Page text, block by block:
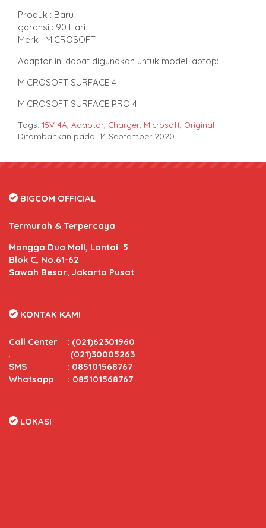
Produk : Baru
garansi : 90 Hari
Merk : MICROSOFT
Adaptor ini dapat digunakan untuk model laptop:
MICROSOFT SURFACE 4
MICROSOFT SURFACE PRO 4
Tags: 15V-4A, Adaptor, Charger, Microsoft, Original
Ditambahkan pada: 14 September 2020
BIGCOM OFFICIAL
Termurah & Terpercaya
Mangga Dua Mall, Lantai 5
Blok C, No.61-62
Sawah Besar, Jakarta Pusat
KONTAK KAMI
Call Center : (021)62301960
. (021)30005263
SMS : 085101568767
Whatsapp : 085101568767
LOKASI